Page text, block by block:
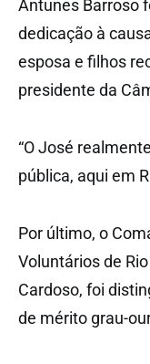
Antunes Barroso
dedicação à
esposa e filhos
presidente da
“O José
pública, aqui em
Por último, o
Voluntários de
Cardoso, foi
de mérito grau-